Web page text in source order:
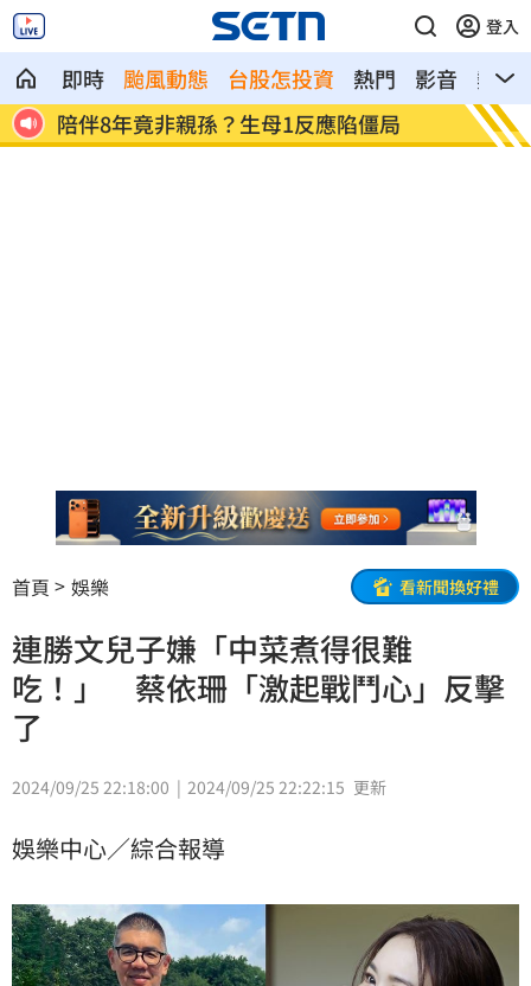
登入
即時 颱風動態 台股怎投資 熱門 影音
熱搜
第一桶金5百萬 不靠爸他授30歲達標秘
訣
鬼門
首頁 娛樂 看新聞換好禮
連勝文兒子嫌「中菜煮得很難
吃！」 蔡依珊「激起戰鬥心」反擊
了
2024/09/25 22:18:00 2024/09/25 22:22:15 更新
娛樂中心／綜合報導